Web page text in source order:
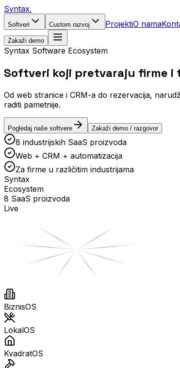
Syntax.
Softveri Custom razvoj ProjektiO nama
Zakaži demo
Syntax Software Ecosystem
Softveri koji pretvaraju firme i
Od web stranice i CRM-a do rezervacija,
raditi pametnije.
Pogledaj naše softvere Zakaži demo / razgovor
8 industrijskih SaaS proizvoda
Web + CRM + automatizacija
Za firme u različitim industrijama
Syntax
Ecosystem
8 SaaS proizvoda
Live
BiznisOS
LokalOS
KvadratOS